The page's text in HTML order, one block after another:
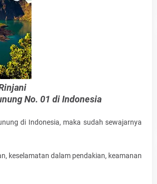
No. 01 di Indonesia
di Indonesia, maka sudah sewajarnya
keselamatan dalam pendakian, keamanan